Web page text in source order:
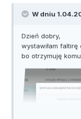
W dniu
Dzień dobry,
wystawiłam
bo otrzymuję